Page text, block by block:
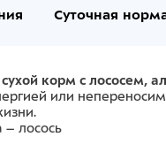
Суточная
корм с лососем,
или
– лосось